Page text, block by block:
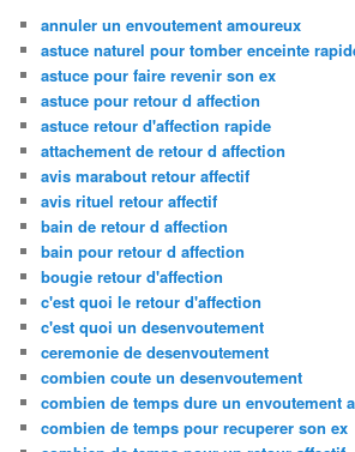
annuler un envoutement amoureux
astuce naturel pour tomber enceinte
astuce pour faire revenir son ex
astuce pour retour d affection
astuce retour d'affection rapide
attachement de retour d affection
avis marabout retour affectif
avis rituel retour affectif
bain de retour d affection
bain pour retour d affection
bougie retour d'affection
c'est quoi le retour d'affection
c'est quoi un desenvoutement
ceremonie de desenvoutement
combien coute un desenvoutement
combien de temps dure un envoutement
combien de temps pour recuperer son ex